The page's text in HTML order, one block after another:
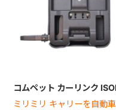
コムペット カーリンク
ミリミリ キャリーを自動